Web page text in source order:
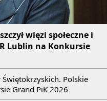
więzi społeczne i
Lublin na Konkursie
Polskie
Grand PiK 2026